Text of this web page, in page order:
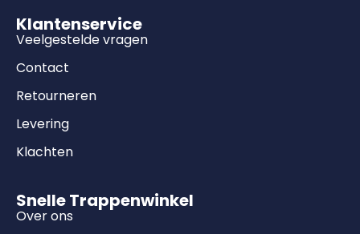
Klantenservice
Veelgestelde vragen
Contact
Retourneren
Levering
Klachten
Snelle Trappenwinkel
Over ons